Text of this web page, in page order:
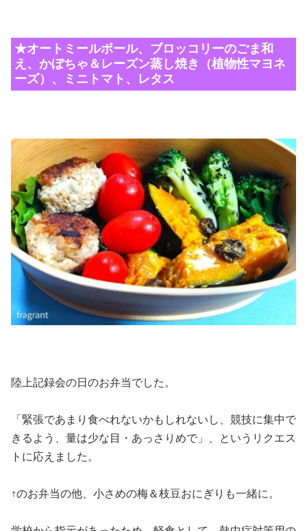
★オートミールボール、ブロッコリーのごま和
え、かぼちゃ＆レーズン蒸し焼き（植物性マヨネ
ーズ）、ミニトマト、レタス
陸上記録会の日のお弁当でした。
「緊張であまり食べれないかもしれないし、競技に集中で
きるよう、量は少な目・あっさりめで」、というリクエス
トに応えました。
↑のお弁当の他、小さめの梅＆枝豆おにぎりも一緒に。